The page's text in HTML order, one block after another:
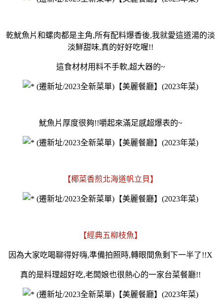
乾魷魚片和螺肉都是主角,所有配料爆香後,我就愛這道湯的淡
淡鮮甜味,真的好好吃喔!!
這食材材用料不手軟,超大器的~
魷魚片厚度很夠!!嚼起來滿足感超爆表的~
【椰菜香煎北海道帆立貝】
【經典五柳枝魚】
因為大家吃喝聊得好嗨,準備拍照時,轉眼間魚剩下一半了!!X
真的是料理超好吃,老闆娘也很熱心的一家台菜餐廳!!